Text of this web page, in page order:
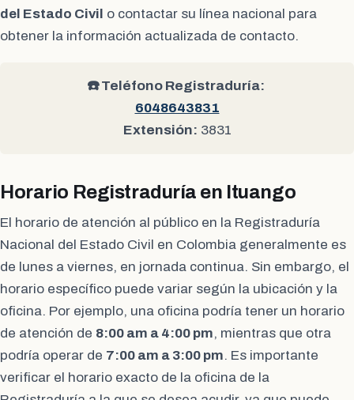
del Estado Civil o contactar su línea nacional para
obtener la información actualizada de contacto.
☎️ Teléfono Registraduría:
6048643831
Extensión: 3831
Horario Registraduría en Ituango
El horario de atención al público en la Registraduría
Nacional del Estado Civil en Colombia generalmente es
de lunes a viernes, en jornada continua. Sin embargo, el
horario específico puede variar según la ubicación y la
oficina. Por ejemplo, una oficina podría tener un horario
de atención de 8:00 am a 4:00 pm, mientras que otra
podría operar de 7:00 am a 3:00 pm. Es importante
verificar el horario exacto de la oficina de la